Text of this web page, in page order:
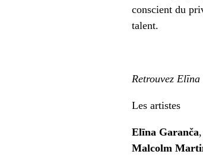
conscient du
talent.
Retrouvez
Les artistes
Elīna Garanča
Malcolm